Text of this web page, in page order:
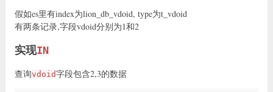
假如es里有index为lion_db_vdoid, type为t_vdoid
有两条记录,字段vdoid分别为1和2
实现IN
查询vdoid字段包含2,3的数据